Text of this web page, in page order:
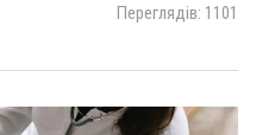
Переглядів: 1101